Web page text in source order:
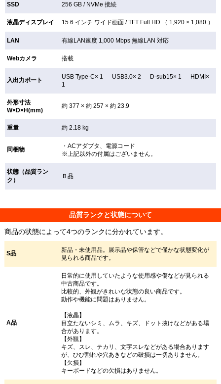
SSD 256 GB / NVMe 接続
液晶ディスプレイ 15.6 インチ ワイド画面 /TFT Full HD （ 1,920 × 1,080 ）
LAN 有線LAN速度 1,000 Mbps 無線LAN対応
Webカメラ 搭載
入出力ポート
USB Type-C× 1 USB3.0× 2 D-sub15× 1 HDMI×
1
外形寸法
W×D×H(mm)
約 377 × 約 257 × 約 23.9
重量 約 2.18 kg
同梱物
・ACアダプタ、電源コード
※上記以外の付属はございません。
状態（品質ラン
ク）
Ｂ品
品質ランクと状態について
商品の状態によって4つのランクに分かれています。
S品
新品・未使用品。展示品や保管などで僅かな状態変化が
見られる商品です。
A品
日常的に使用していたような使用感や傷などが見られる
中古商品です。
比較的、外観がきれいな状態の良い商品です。
動作や機能に問題はありません。
【液晶】
目立たないシミ、ムラ、キズ、ドット抜けなどがある場
合があります。
【外観】
キズ、スレ、テカリ、文字スレなどがある場合あります
が、ひび割れや穴あきなどの破損は一切ありません。
【欠損】
キーボードなどの欠損はありません。